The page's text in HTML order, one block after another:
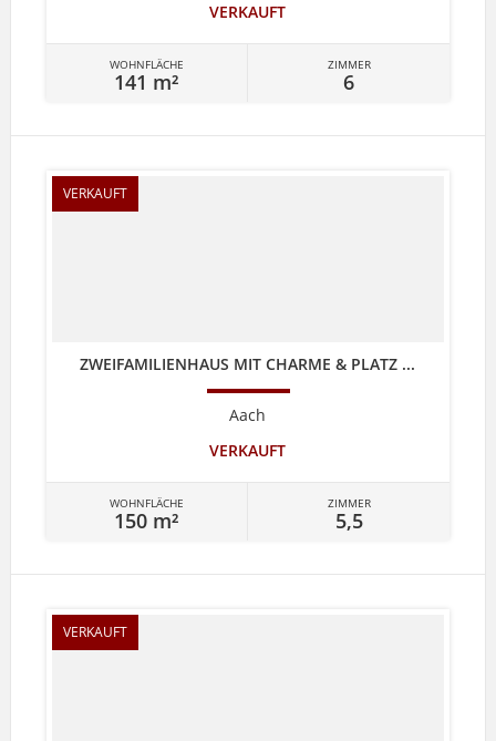
VERKAUFT
WOHNFLÄCHE
141 m²
ZIMMER
6
VERKAUFT
ZWEIFAMILIENHAUS MIT CHARME & PLATZ ...
Aach
VERKAUFT
WOHNFLÄCHE
150 m²
ZIMMER
5,5
VERKAUFT